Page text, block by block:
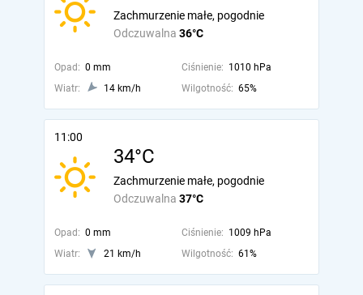
Odczuwalna 36°C
Zachmurzenie małe, pogodnie
Opad: 0 mm Ciśnienie: 1010 hPa
Wiatr:
14 km/h Wilgotność: 65%
11:00
34°C
Odczuwalna 37°C
Zachmurzenie małe, pogodnie
Opad: 0 mm Ciśnienie: 1009 hPa
Wiatr:
21 km/h Wilgotność: 61%